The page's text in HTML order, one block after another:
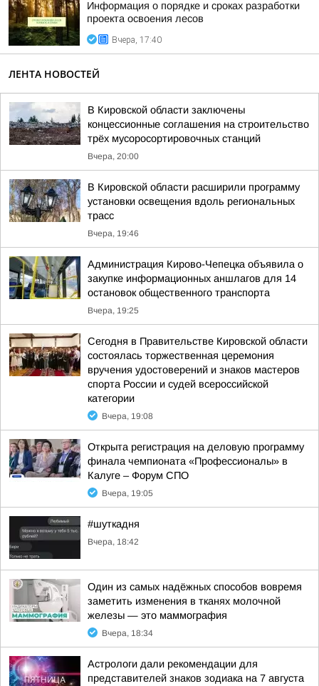
Информация о порядке и сроках разработки
проекта освоения лесов
Вчера, 17:40
ЛЕНТА НОВОСТЕЙ
В Кировской области заключены
концессионные соглашения на строительство
трёх мусоросортировочных станций
Вчера, 20:00
В Кировской области расширили программу
установки освещения вдоль региональных
трасс
Вчера, 19:46
Администрация Кирово-Чепецка объявила о
закупке информационных аншлагов для 14
остановок общественного транспорта
Вчера, 19:25
Сегодня в Правительстве Кировской области
состоялась торжественная церемония
вручения удостоверений и знаков мастеров
спорта России и судей всероссийской
категории
Вчера, 19:08
Открыта регистрация на деловую программу
финала чемпионата «Профессионалы» в
Калуге – Форум СПО
Вчера, 19:05
#шуткадня
Вчера, 18:42
Один из самых надёжных способов вовремя
заметить изменения в тканях молочной
железы — это маммография
Вчера, 18:34
Астрологи дали рекомендации для
представителей знаков зодиака на 7 августа